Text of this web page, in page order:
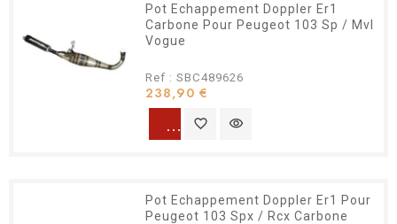
Pot Echappement Doppler Er1
Carbone Pour Peugeot 103 Sp / Mvl
Vogue
Ref : SBC489626
238,90 €
favorite_border visibility
Pot Echappement Doppler Er1 Pour
Peugeot 103 Spx / Rcx Carbone